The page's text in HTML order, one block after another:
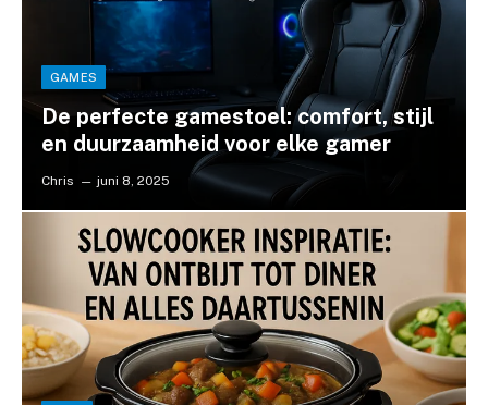
GAMES
De perfecte gamestoel: comfort, stijl
en duurzaamheid voor elke gamer
Chris juni 8, 2025